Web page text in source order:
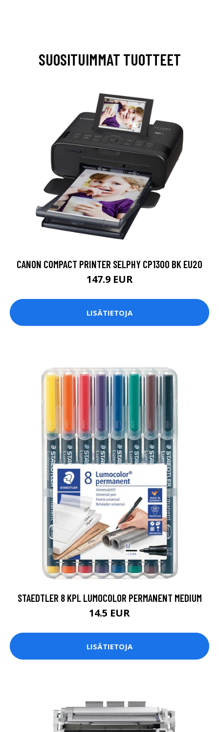
SUOSITUIMMAT TUOTTEET
CANON COMPACT PRINTER SELPHY CP1300 BK EU20
147.9 EUR
LISÄTIETOJA
STAEDTLER 8 KPL LUMOCOLOR PERMANENT MEDIUM
14.5 EUR
LISÄTIETOJA